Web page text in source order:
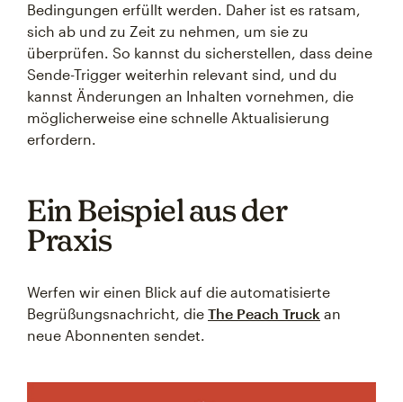
Bedingungen erfüllt werden. Daher ist es ratsam,
sich ab und zu Zeit zu nehmen, um sie zu
überprüfen. So kannst du sicherstellen, dass deine
Sende-Trigger weiterhin relevant sind, und du
kannst Änderungen an Inhalten vornehmen, die
möglicherweise eine schnelle Aktualisierung
erfordern.
Ein Beispiel aus der
Praxis
Werfen wir einen Blick auf die automatisierte
Begrüßungsnachricht, die The Peach Truck an
neue Abonnenten sendet.